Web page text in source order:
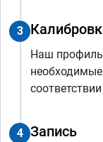
3
Наш
4 Запись